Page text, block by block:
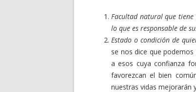
Facultad natural que
lo que es responsable de
Estado o condición de
se nos dice que
a esos cuya confianza
favorezcan el bien
nuestras vidas mejorarán